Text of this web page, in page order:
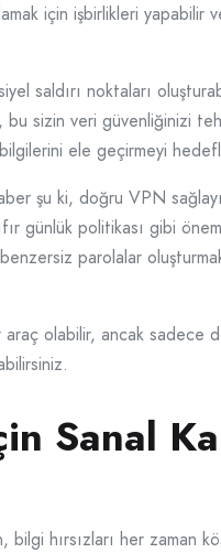
için işbirlikleri
saldırı noktaları
bu sizin veri güvenliğinizi
ele geçirmeyi
şu ki, doğru VPN
günlük politikası gibi
parolalar
olabilir, ancak sadece
Sanal
bilgi hırsızları her